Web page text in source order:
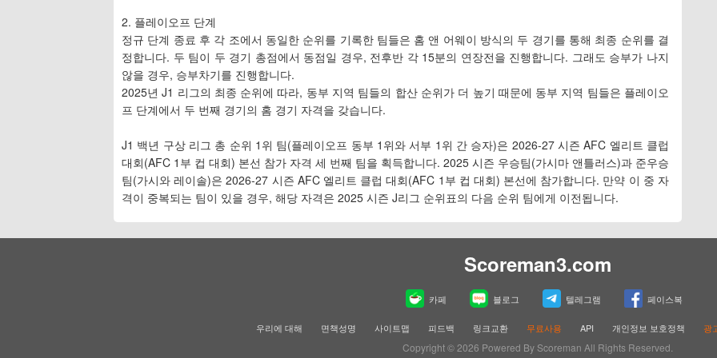
2. 플레이오프 단계
정규 단계 종료 후 각 조에서 동일한 순위를 기록한 팀들은 홈 앤 어웨이 방식의 두 경기를 통해 최종 순위를 결
정합니다. 두 팀이 두 경기 총점에서 동점일 경우, 전후반 각 15분의 연장전을 진행합니다. 그래도 승부가 나지
않을 경우, 승부차기를 진행합니다.
2025년 J1 리그의 최종 순위에 따라, 동부 지역 팀들의 합산 순위가 더 높기 때문에 동부 지역 팀들은 플레이오
프 단계에서 두 번째 경기의 홈 경기 자격을 갖습니다.
J1 백년 구상 리그 총 순위 1위 팀(플레이오프 동부 1위와 서부 1위 간 승자)은 2026-27 시즌 AFC 엘리트 클럽
대회(AFC 1부 컵 대회) 본선 참가 자격 세 번째 팀을 획득합니다. 2025 시즌 우승팀(가시마 앤틀러스)과 준우승
팀(가시와 레이솔)은 2026-27 시즌 AFC 엘리트 클럽 대회(AFC 1부 컵 대회) 본선에 참가합니다. 만약 이 중 자
격이 중복되는 팀이 있을 경우, 해당 자격은 2025 시즌 J리그 순위표의 다음 순위 팀에게 이전됩니다.
Scoreman3.com
카페 블로그 텔레그램 페이스복
우리에 대해 면책성명 사이트맵 피드백 링크교환 무료사용 API 개인정보 보호정책 광
Copyright © 2026 Powered By Scoreman All Rights Reserved.